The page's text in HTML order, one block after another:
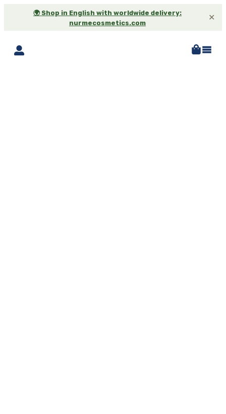
🌍 Shop in English with worldwide delivery:
nurmecosmetics.com
✕